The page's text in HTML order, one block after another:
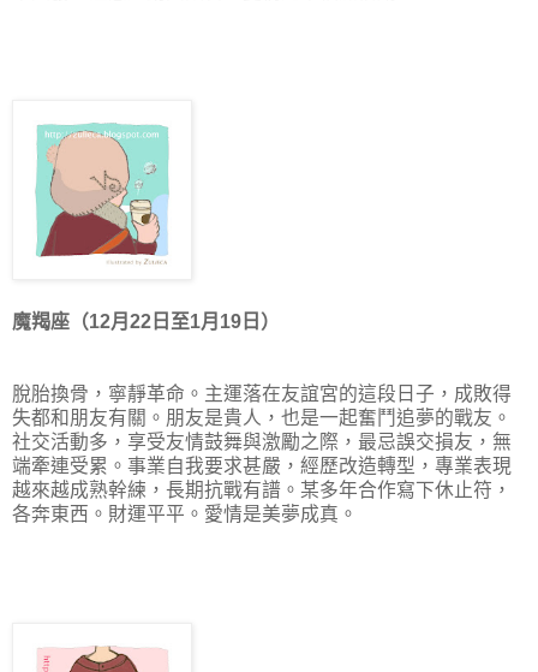
魔羯座（12月22日至1月19日）
脫胎換骨，寧靜革命。主運落在友誼宮的這段日子，成敗得
失都和朋友有關。朋友是貴人，也是一起奮鬥追夢的戰友。
社交活動多，享受友情鼓舞與激勵之際，最忌誤交損友，無
端牽連受累。事業自我要求甚嚴，經歷改造轉型，專業表現
越來越成熟幹練，長期抗戰有譜。某多年合作寫下休止符，
各奔東西。財運平平。愛情是美夢成真。